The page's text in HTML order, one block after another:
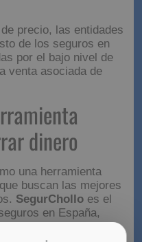
precio, las entidades
de los seguros en
por el bajo nivel de
venta asociada de
dinero
una herramienta
buscan las mejores
SegurChollo es el
en España,
precios con las